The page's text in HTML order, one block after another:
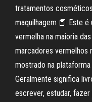
tratamentos
maquilhagem 📕 Este
vermelha na maioria
marcadores vermelhos
mostrado na
Geralmente significa
escrever, estudar,